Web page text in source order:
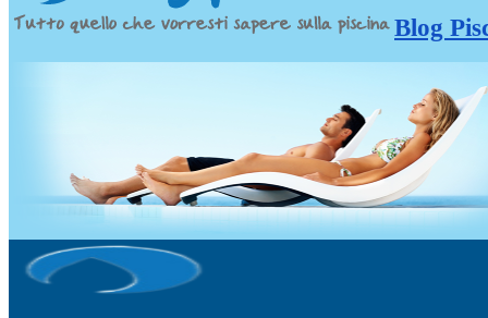
Blog